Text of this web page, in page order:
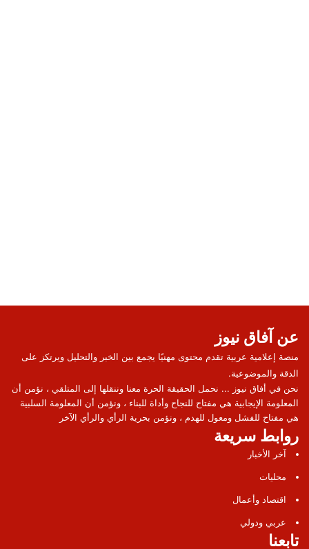
عن آفاق نيوز
منصة إعلامية عربية تقدم محتوى مهنيًا يجمع بين الخبر والتحليل ويرتكز على
الدقة والموضوعية.
نحن في أفاق نيوز ... نحمل الحقيقة الحرة معنا وننقلها إلى المتلقي ، نؤمن أن
المعلومة الإيجابية هي مفتاح للنجاح وأداة للبناء ، ونؤمن أن المعلومة السلبية
هي مفتاح للفشل ومعول للهدم ، ونؤمن بحرية الرأي والرأي الآخر
روابط سريعة
آخر الأخبار
محليات
اقتصاد وأعمال
عربي ودولي
تابعنا